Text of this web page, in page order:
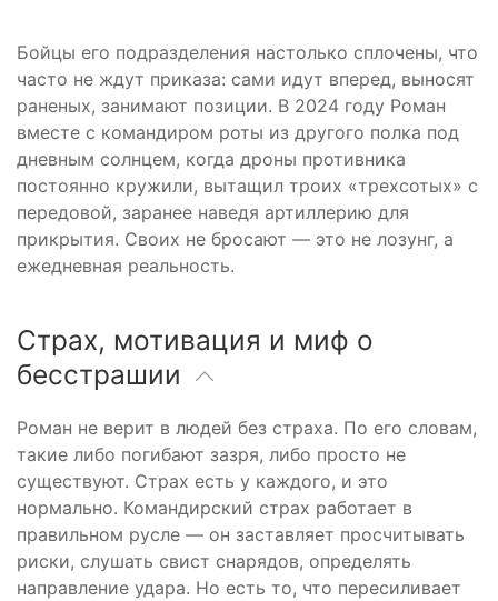
Бойцы его подразделения настолько сплочены, что
часто не ждут приказа: сами идут вперед, выносят
раненых, занимают позиции. В 2024 году Роман
вместе с командиром роты из другого полка под
дневным солнцем, когда дроны противника
постоянно кружили, вытащил троих «трехсотых» с
передовой, заранее наведя артиллерию для
прикрытия. Своих не бросают — это не лозунг, а
ежедневная реальность.
Страх, мотивация и миф о
бесстрашии
Роман не верит в людей без страха. По его словам,
такие либо погибают зазря, либо просто не
существуют. Страх есть у каждого, и это
нормально. Командирский страх работает в
правильном русле — он заставляет просчитывать
риски, слушать свист снарядов, определять
направление удара. Но есть то, что пересиливает